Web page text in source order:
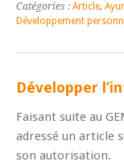
Catégories : Article,
Développement
Développer
Faisant suite au
adressé un article
son autorisation.